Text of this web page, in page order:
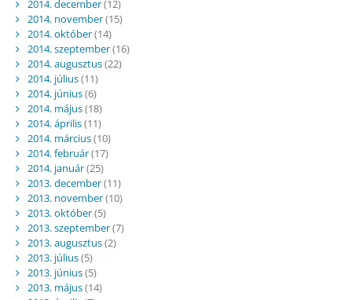
2014. december(12)
2014. november(15)
2014. október(14)
2014. szeptember(16)
2014. augusztus(22)
2014. július(11)
2014. június(6)
2014. május(18)
2014. április(11)
2014. március(10)
2014. február(17)
2014. január(25)
2013. december(11)
2013. november(10)
2013. október(5)
2013. szeptember(7)
2013. augusztus(2)
2013. július(5)
2013. június(5)
2013. május(14)